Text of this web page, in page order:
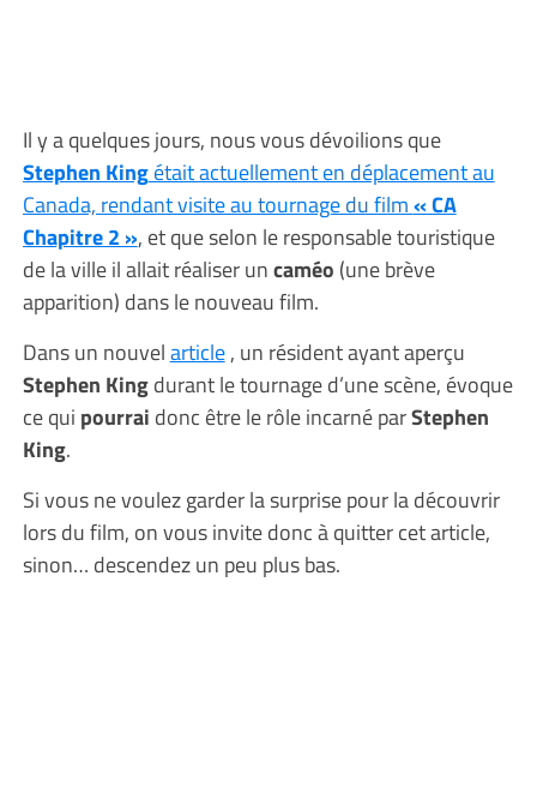
Il y a quelques jours, nous vous dévoilions que
Stephen Kingétait actuellement en déplacement au
Canada, rendant visite au tournage du film« CA
Chapitre 2 », et que selon le responsable touristique
de la ville il allait réaliser uncaméo (une brève
apparition) dans le nouveau film.
Dans un nouvelarticle, un résident ayant aperçu
Stephen Kingdurant le tournage d’une scène, évoque
ce qui pourrai donc être le rôle incarné parStephen
King.
Si vous ne voulez garder la surprise pour la découvrir
lors du film, on vous invite donc à quitter cet article,
sinon… descendez un peu plus bas.